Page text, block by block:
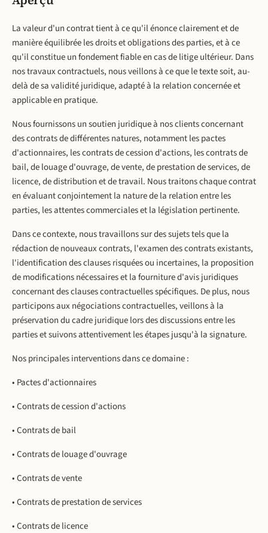
La valeur d'un contrat tient à ce qu'il énonce clairement et de
manière équilibrée les droits et obligations des parties, et à ce
qu'il constitue un fondement fiable en cas de litige ultérieur. Dans
nos travaux contractuels, nous veillons à ce que le texte soit, au-
delà de sa validité juridique, adapté à la relation concernée et
applicable en pratique.
Nous fournissons un soutien juridique à nos clients concernant
des contrats de différentes natures, notamment les pactes
d'actionnaires, les contrats de cession d'actions, les contrats de
bail, de louage d'ouvrage, de vente, de prestation de services, de
licence, de distribution et de travail. Nous traitons chaque contrat
en évaluant conjointement la nature de la relation entre les
parties, les attentes commerciales et la législation pertinente.
Dans ce contexte, nous travaillons sur des sujets tels que la
rédaction de nouveaux contrats, l'examen des contrats existants,
l'identification des clauses risquées ou incertaines, la proposition
de modifications nécessaires et la fourniture d'avis juridiques
concernant des clauses contractuelles spécifiques. De plus, nous
participons aux négociations contractuelles, veillons à la
préservation du cadre juridique lors des discussions entre les
parties et suivons attentivement les étapes jusqu'à la signature.
Nos principales interventions dans ce domaine :
• Pactes d'actionnaires
• Contrats de cession d'actions
• Contrats de bail
• Contrats de louage d'ouvrage
• Contrats de vente
• Contrats de prestation de services
• Contrats de licence